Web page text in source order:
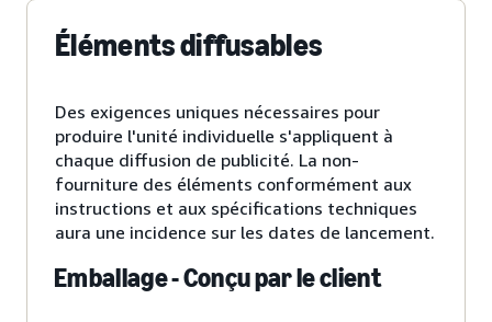
Éléments diffusables
Des exigences uniques nécessaires pour
produire l'unité individuelle s'appliquent à
chaque diffusion de publicité. La non-
fourniture des éléments conformément aux
instructions et aux spécifications techniques
aura une incidence sur les dates de lancement.
Emballage - Conçu par le client